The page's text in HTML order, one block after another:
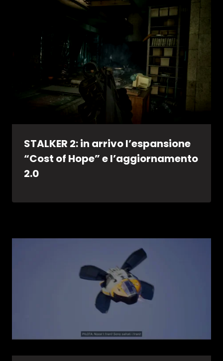
STALKER 2: in arrivo l’espansione
“Cost of Hope” e l’aggiornamento
2.0